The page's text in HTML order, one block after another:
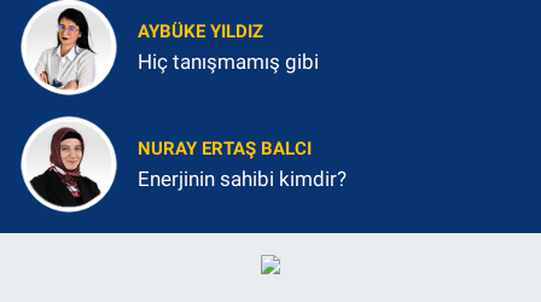
AYBÜKE YILDIZ
Hiç tanışmamış gibi
NURAY ERTAŞ BALCI
Enerjinin sahibi kimdir?